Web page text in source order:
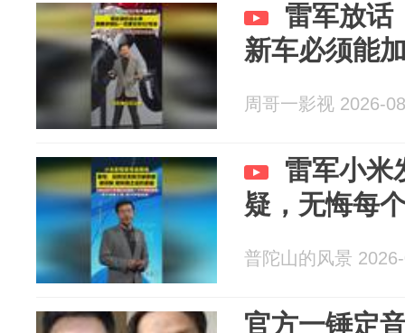
雷军放话
新车必须能
周哥一影视 2026-
雷军小米
疑，无悔每
普陀山的风景
官方一锤定